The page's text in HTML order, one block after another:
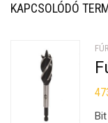
KAPCSOLÓDÓ